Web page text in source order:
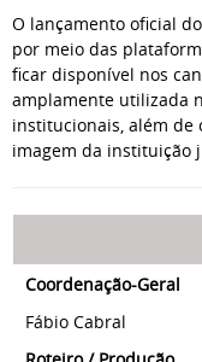
O lançamento oficial
por meio das
ficar disponível nos
amplamente utilizada
institucionais, além
imagem da instituição
Coordenação-Geral
Fábio Cabral